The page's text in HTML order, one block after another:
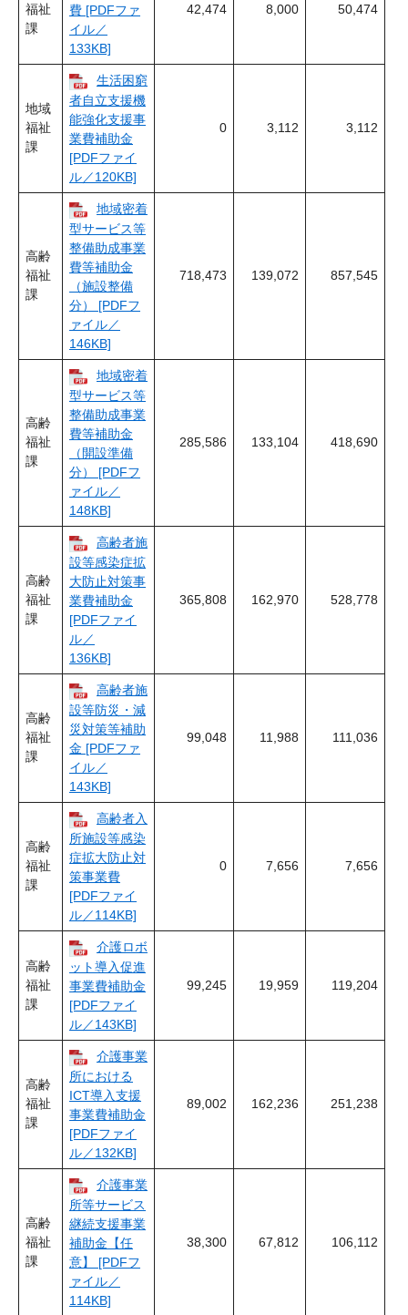
福祉
課
費 [PDFファ
イル／
133KB]
42,474 8,000 50,474
地域
福祉
課
生活困窮
者自立支援機
能強化支援事
業費補助金
[PDFファイ
ル／120KB]
0 3,112 3,112
高齢
福祉
課
地域密着
型サービス等
整備助成事業
費等補助金
（施設整備
分） [PDFフ
ァイル／
146KB]
718,473 139,072 857,545
高齢
福祉
課
地域密着
型サービス等
整備助成事業
費等補助金
（開設準備
分） [PDFフ
ァイル／
148KB]
285,586 133,104 418,690
高齢
福祉
課
高齢者施
設等感染症拡
大防止対策事
業費補助金
[PDFファイ
ル／
136KB]
365,808 162,970 528,778
高齢
福祉
課
高齢者施
設等防災・減
災対策等補助
金 [PDFファ
イル／
143KB]
99,048 11,988 111,036
高齢
福祉
課
高齢者入
所施設等感染
症拡大防止対
策事業費
[PDFファイ
ル／114KB]
0 7,656 7,656
高齢
福祉
課
介護ロボ
ット導入促進
事業費補助金
[PDFファイ
ル／143KB]
99,245 19,959 119,204
高齢
福祉
課
介護事業
所における
ICT導入支援
事業費補助金
[PDFファイ
ル／132KB]
89,002 162,236 251,238
高齢
福祉
課
介護事業
所等サービス
継続支援事業
補助金【任
意】 [PDFフ
ァイル／
114KB]
38,300 67,812 106,112